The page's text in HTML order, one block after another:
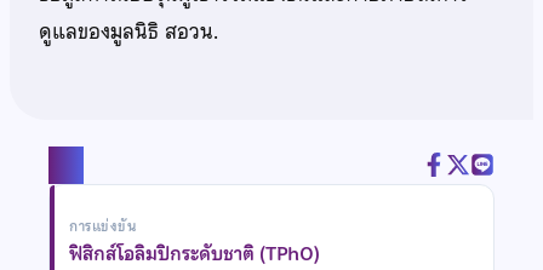
ดูแลของมูลนิธิ สอวน.
การแข่งขัน
ฟิสิกส์โอลิมปิกระดับชาติ (TPhO)